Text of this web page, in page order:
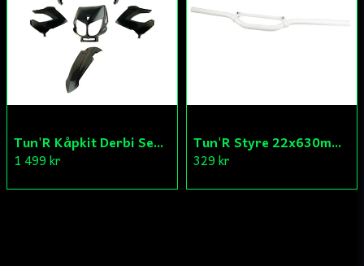
Tun'R Kåpkit Derbi Senda
1 499 kr
Tun'R Styre 22x630mm Vit
329 kr